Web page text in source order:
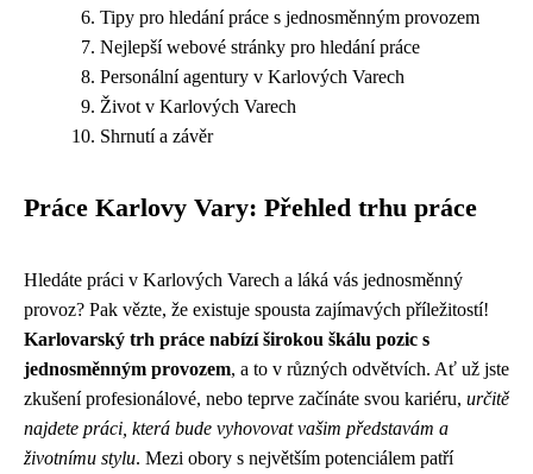
Tipy pro hledání práce s jednosměnným provozem
Nejlepší webové stránky pro hledání práce
Personální agentury v Karlových Varech
Život v Karlových Varech
Shrnutí a závěr
Práce Karlovy Vary: Přehled trhu práce
Hledáte práci v Karlových Varech a láká vás jednosměnný
provoz? Pak vězte, že existuje spousta zajímavých příležitostí!
Karlovarský trh práce nabízí širokou škálu pozic s
jednosměnným provozem, a to v různých odvětvích. Ať už jste
zkušení profesionálové, nebo teprve začínáte svou kariéru, určitě
najdete práci, která bude vyhovovat vašim představám a
životnímu stylu. Mezi obory s největším potenciálem patří